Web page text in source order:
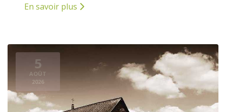
En savoir plus
5
AOÛT
2026